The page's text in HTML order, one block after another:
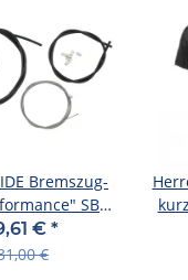
Bremszug-
SB-
bestehend
aus:
€ *
€